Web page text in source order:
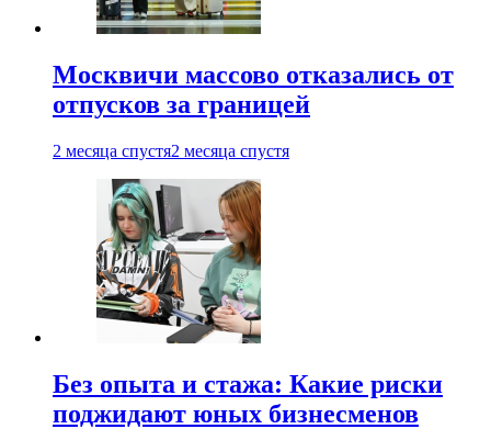
Москвичи массово отказались от
отпусков за границей
2 месяца спустя2 месяца спустя
Без опыта и стажа: Какие риски
поджидают юных бизнесменов